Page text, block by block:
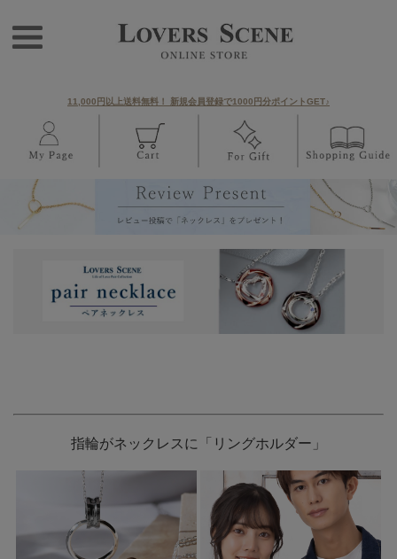
11,000円以上送料無料！ 新規会員登録で1000円分ポイントGET♪
指輪がネックレスに「リングホルダー」